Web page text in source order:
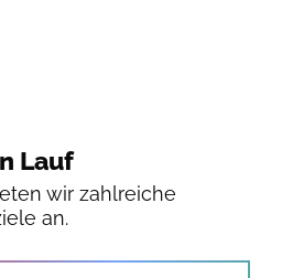
Lauf
wir zahlreiche
an.